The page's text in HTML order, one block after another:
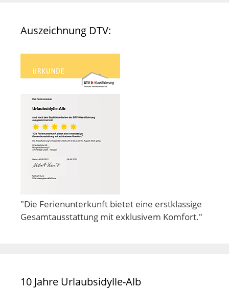
Auszeichnung DTV:
"Die Ferienunterkunft bietet eine erstklassige
Gesamtausstattung mit exklusivem Komfort."
10 Jahre Urlaubsidylle-Alb